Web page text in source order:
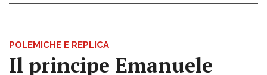
POLEMICHE E REPLICA
Il principe Emanuele